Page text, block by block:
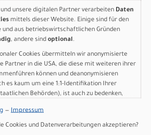
5-8 Werktagen
MwSt. zzgl.Versandkosten für
und unsere digitalen Partner verarbeiten Daten
mittels dieser Website. Einige sind für den
und aus betriebswirtschaftlichen Gründen
, andere sind optional.
Cookies übermitteln wir anonymisierte
Partner in die USA, die diese mit weiteren ihrer
können und deanonymisieren
es kaum um eine 1:1-Identifikation Ihrer
Behörden), ist auch zu bedenken,
Europäischen Union.
— Impressum
Cookies und Datenverarbeitungen akzeptieren?